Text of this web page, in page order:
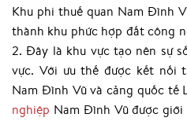
Khu phi thuế quan Nam Đình
thành khu phức hợp đất công
2. Đây là khu vực tạo nên sự
vực. Với ưu thế được kết nối
Nam Đình Vũ và cảng quốc tế
nghiệp Nam Đình Vũ được